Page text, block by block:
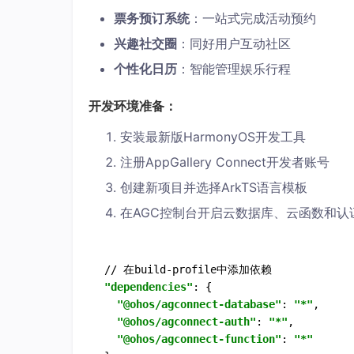
票务预订系统：一站式完成活动预约
兴趣社交圈 ：同好用户互动社区
个性化日历 ：智能管理娱乐行程
开发环境准备：
安装最新版HarmonyOS开发工具
注册AppGallery Connect开发者账号
创建新项目并选择ArkTS语言模板
在AGC控制台开启云数据库、云函数和认
"dependencies" : {
"@ohos/agconnect-database" : "*" ,
"@ohos/agconnect-auth" : "*" ,
"@ohos/agconnect-function" : "*"